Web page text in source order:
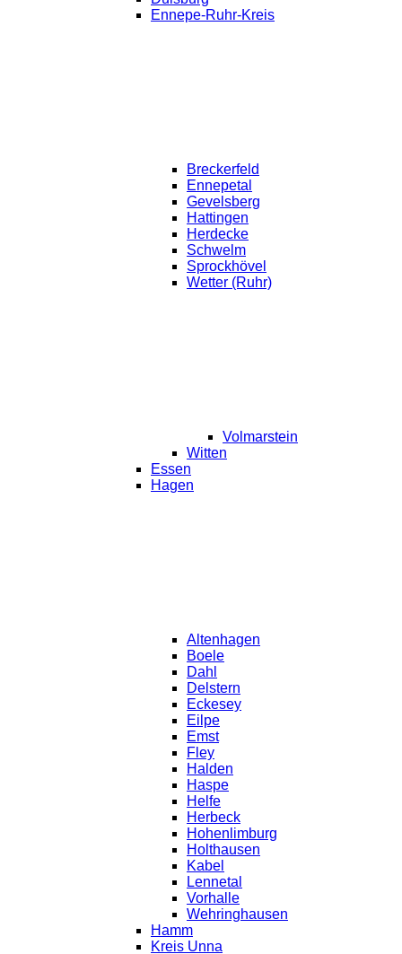
Ennepe-Ruhr-Kreis
Breckerfeld
Ennepetal
Gevelsberg
Hattingen
Herdecke
Schwelm
Sprockhövel
Wetter (Ruhr)
Volmarstein
Witten
Essen
Hagen
Altenhagen
Boele
Dahl
Delstern
Eckesey
Eilpe
Emst
Fley
Halden
Haspe
Helfe
Herbeck
Hohenlimburg
Holthausen
Kabel
Lennetal
Vorhalle
Wehringhausen
Hamm
Kreis Unna